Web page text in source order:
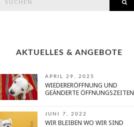
AKTUELLES & ANGEBOTE
APRIL 29, 2025
WIEDERERÖFFNUNG UND
GEÄNDERTE ÖFFNUNGSZEITEN
JUNI 7, 2022
WIR BLEIBEN WO WIR SIND